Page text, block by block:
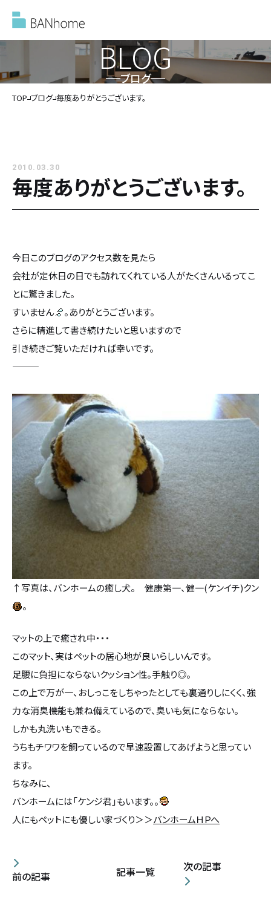
イベント情報
バンホームの家づくり
バンホームの家づくり
設計・デザイン
耐震・断熱
保証・アフターメンテナンス
家づくりの流れ
フルオーダー住宅
セミオーダー住宅
会社概要
スタッフ紹介
お客様の声
お知らせ
ブログ
住宅の無料相談会
カタログ請求
採用情報
不動産情報
BLOG
ブログ
TOP ブログ 毎度ありがとうございます。
2010.03.30
毎度ありがとうございます。
今日このブログのアクセス数を見たら
会社が定休日の日でも訪れてくれている人がたくさんいるってこ
とに驚きました。
すいません
。ありがとうございます。
さらに精進して書き続けたいと思いますので
引き続きご覧いただければ幸いです。
———
↑写真は、バンホームの癒し犬。 健康第一、健一(ケンイチ)クン
。
マットの上で癒され中・・・
このマット、実はペットの居心地が良いらしいんです。
足腰に負担にならないクッション性。手触り◎。
この上で万が一、おしっこをしちゃったとしても裏通りしにくく、強
力な消臭機能も兼ね備えているので、臭いも気にならない。
しかも丸洗いもできる。
うちもチワワを飼っているので早速設置してあげようと思ってい
ます。
ちなみに、
バンホームには「ケンジ君」もいます。。
人にもペットにも優しい家づくり＞＞バンホームＨＰへ
前の記事 記事一覧 次の記事